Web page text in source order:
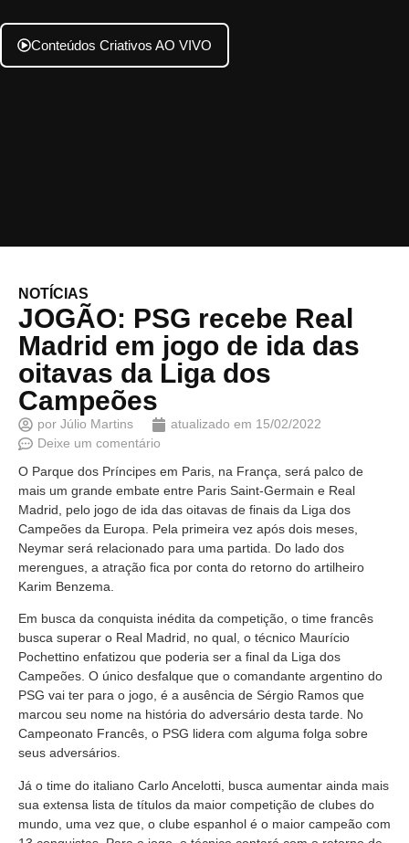
Conteúdos Criativos AO VIVO
NOTÍCIAS
JOGÃO: PSG recebe Real
Madrid em jogo de ida das
oitavas da Liga dos
Campeões
por Júlio Martins atualizado em 15/02/2022
Deixe um comentário
O Parque dos Príncipes em Paris, na França, será palco de
mais um grande embate entre Paris Saint-Germain e Real
Madrid, pelo jogo de ida das oitavas de finais da Liga dos
Campeões da Europa. Pela primeira vez após dois meses,
Neymar será relacionado para uma partida. Do lado dos
merengues, a atração fica por conta do retorno do artilheiro
Karim Benzema.
Em busca da conquista inédita da competição, o time francês
busca superar o Real Madrid, no qual, o técnico Maurício
Pochettino enfatizou que poderia ser a final da Liga dos
Campeões. O único desfalque que o comandante argentino do
PSG vai ter para o jogo, é a ausência de Sérgio Ramos que
marcou seu nome na história do adversário desta tarde. No
Campeonato Francês, o PSG lidera com alguma folga sobre
seus adversários.
Já o time do italiano Carlo Ancelotti, busca aumentar ainda mais
sua extensa lista de títulos da maior competição de clubes do
mundo, uma vez que, o clube espanhol é o maior campeão com